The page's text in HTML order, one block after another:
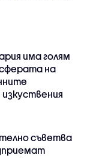
има голям
на
съветва